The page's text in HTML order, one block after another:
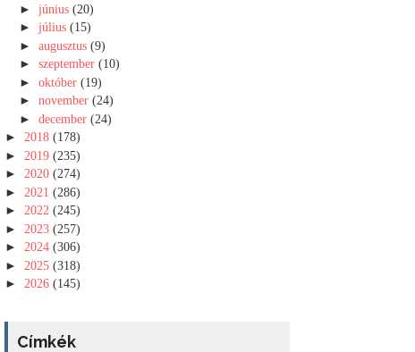
►június(20)
►július(15)
►augusztus(9)
►szeptember(10)
►október(19)
►november(24)
►december(24)
► 2018 (178)
► 2019 (235)
► 2020 (274)
► 2021 (286)
► 2022 (245)
► 2023 (257)
► 2024 (306)
► 2025 (318)
► 2026 (145)
Címkék